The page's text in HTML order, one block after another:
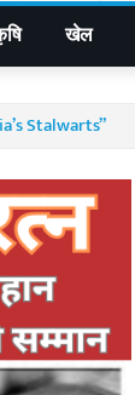
खेल
Stalwarts”